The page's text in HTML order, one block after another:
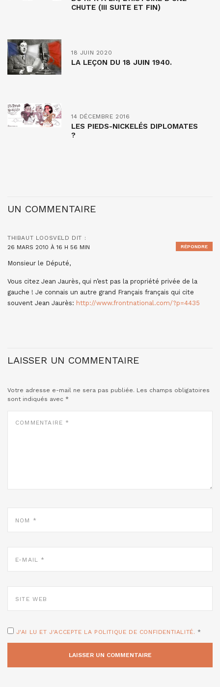
CHUTE (III SUITE ET FIN)
18 JUIN 2020
LA LEÇON DU 18 JUIN 1940.
14 DÉCEMBRE 2016
LES PIEDS-NICKELÉS DIPLOMATES
?
UN COMMENTAIRE
THIBAUT LOOSVELD DIT :
26 MARS 2010 À 16 H 56 MIN
Monsieur le Député,
Vous citez Jean Jaurès, qui n’est pas la propriété privée de la
gauche ! Je connais un autre grand Français français qui cite
souvent Jean Jaurès: http://www.frontnational.com/?p=4435
RÉPONDRE
LAISSER UN COMMENTAIRE
Votre adresse e-mail ne sera pas publiée. Les champs obligatoires
sont indiqués avec *
MAIL
WEB
J'AI LU ET J'ACCEPTE LA POLITIQUE DE CONFIDENTIALITÉ. *